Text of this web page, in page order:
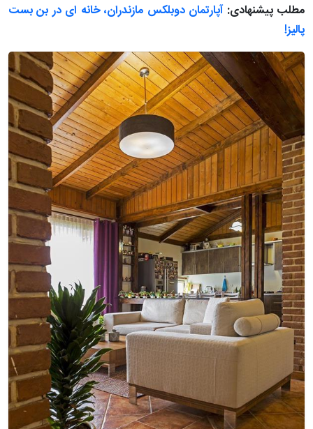
مطلب پیشنهادی:آپارتمان دوبلکس مازندران، خانه ای در بن بست
پالیز!